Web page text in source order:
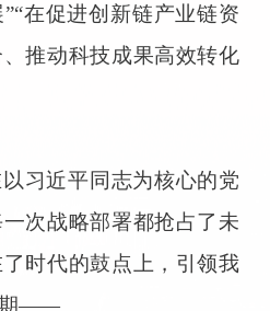
在促进创新链产业链资
推动科技成果高效转化
习近平同志为核心的党
次战略部署都抢占了未
时代的鼓点上，引领我
期——